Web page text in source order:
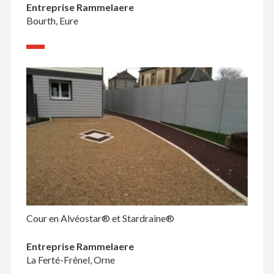
Entreprise Rammelaere
Bourth, Eure
Cour en Alvéostar® et Stardraine®
Entreprise Rammelaere
La Ferté-Frênel, Orne